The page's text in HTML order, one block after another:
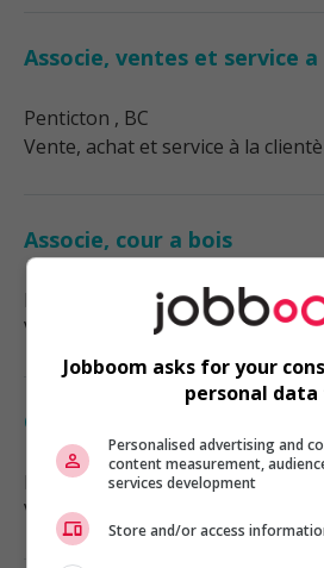
Associe, ventes et service
Penticton , BC
Vente, achat et service à la
Associe, cour a bois
Vente, achat et service à la
Caissier
Kamloops, BC
Vente, achat et service à la clientèle
Jobboom asks for your
personal data
Personalised advertising and
content measurement,
services development
Store and/or access